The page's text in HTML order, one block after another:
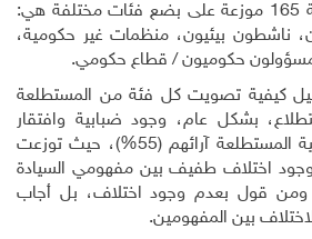
وبلغ حجم العينة المبحوثة 165 موزعة على بضع فئات مختلفة هي:
ناشطون بيئيون، منظمات غير حكومية،
حكوميون / قطاع حكومي.
كيفية تصويت كل فئة من المستطلعة
بشكل عام، وجود ضبابية وافتقار
للرؤية الواضحة لدى غالبية المستطلعة آرائهم (55%)، حيث توزعت
اختلاف طفيف بين مفهومي السيادة
ومن قول بعدم وجود اختلاف، بل أجاب
بين المفهومين.